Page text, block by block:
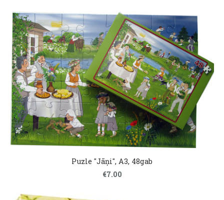
Puzle "Jāņi", A3, 48gab
€7.00